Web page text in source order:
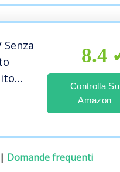
IT
8.4
Controlla Su
Amazon
| Domande frequenti